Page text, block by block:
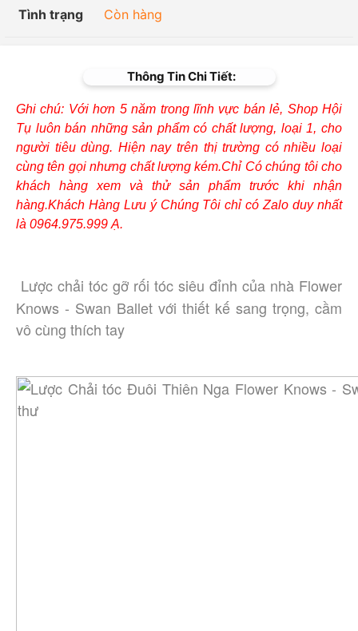
Tình trạng
Còn hàng
Thông Tin Chi Tiết:
Ghi chú: Với hơn 5 năm trong lĩnh vực bán lẻ, Shop Hội
Tụ luôn bán những sản phẩm có chất lượng, loại 1, cho
người tiêu dùng. Hiện nay trên thị trường có nhiều loại
cùng tên gọi nhưng chất lượng kém.Chỉ Có chúng tôi cho
khách hàng xem và thử sản phẩm trước khi nhận
hàng.Khách Hàng Lưu ý Chúng Tôi chỉ có Zalo duy nhất
là 0964.975.999 Ạ.
Lược chải tóc gỡ rối tóc siêu đỉnh của nhà Flower
Knows - Swan Ballet với thiết kế sang trọng, cầm
vô cùng thích tay